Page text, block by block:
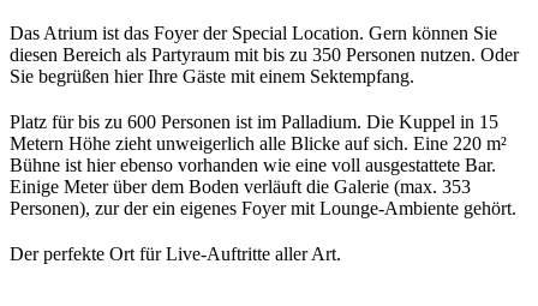
Das Atrium ist das Foyer der Special Location. Gern können Sie
diesen Bereich als Partyraum mit bis zu 350 Personen nutzen. Oder
Sie begrüßen hier Ihre Gäste mit einem Sektempfang.
Platz für bis zu 600 Personen ist im Palladium. Die Kuppel in 15
Metern Höhe zieht unweigerlich alle Blicke auf sich. Eine 220 m²
Bühne ist hier ebenso vorhanden wie eine voll ausgestattete Bar.
Einige Meter über dem Boden verläuft die Galerie (max. 353
Personen), zur der ein eigenes Foyer mit Lounge-Ambiente gehört.
Der perfekte Ort für Live-Auftritte aller Art.